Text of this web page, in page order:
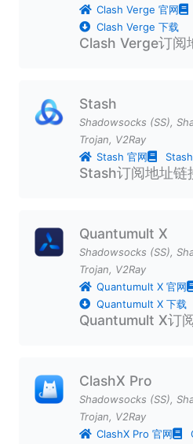
Clash Verge 官网
Clash Verge 下载
Clash Verge订阅
Stash
Shadowsocks (SS),
Trojan, V2Ray
Stash 官网
Stash订阅地址链
Quantumult X
Shadowsocks (SS),
Trojan, V2Ray
Quantumult X 官网
Quantumult X 下载
Quantumult X订
ClashX Pro
Shadowsocks (SS),
Trojan, V2Ray
ClashX Pro 官网